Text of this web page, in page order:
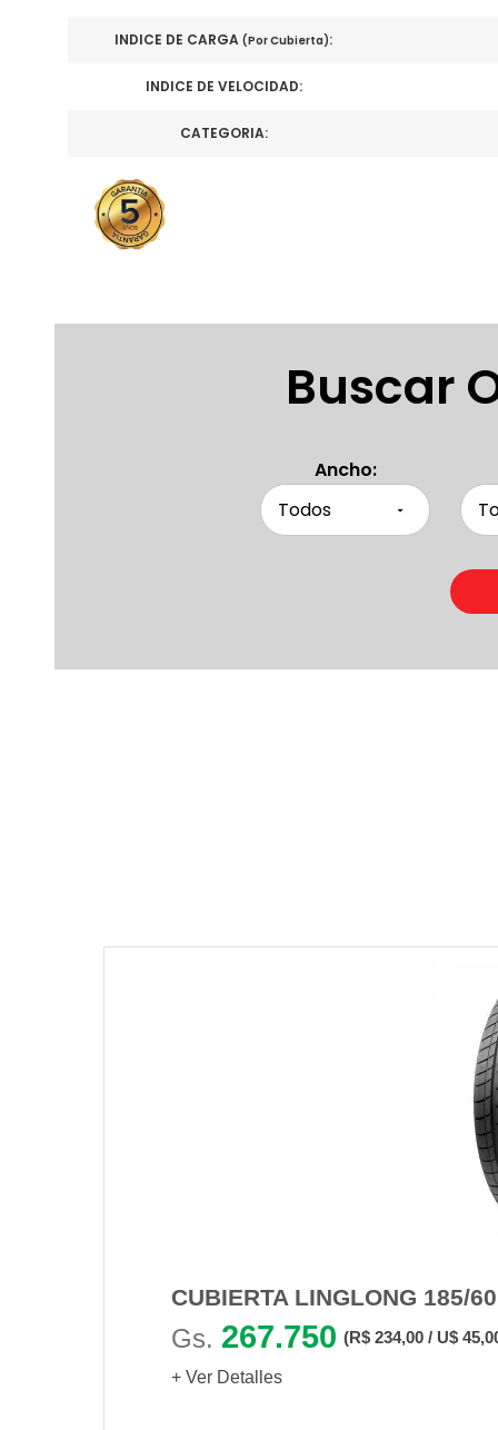
INDICE DE CARGA (Por Cubierta):
INDICE DE VELOCIDAD:
CATEGORIA:
Buscar
Ancho:
CUBIERTA LINGLONG 185/
Gs. 267.750 (R$ 234,00 / U$
+ Ver Detalles